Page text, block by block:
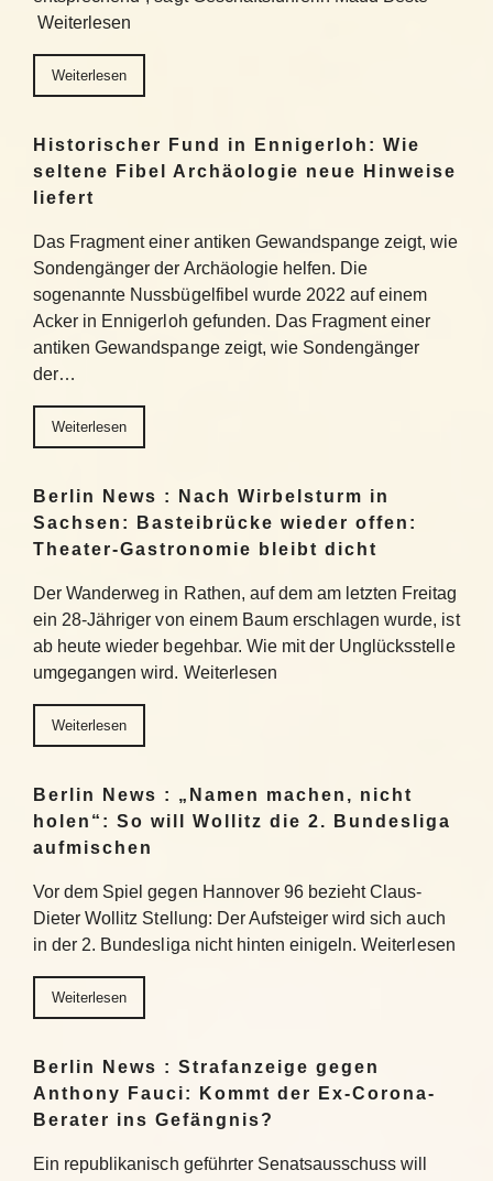
Weiterlesen
Weiterlesen
Historischer Fund in Ennigerloh: Wie
seltene Fibel Archäologie neue Hinweise
liefert
Das Fragment einer antiken Gewandspange zeigt, wie
Sondengänger der Archäologie helfen. Die
sogenannte Nussbügelfibel wurde 2022 auf einem
Acker in Ennigerloh gefunden. Das Fragment einer
antiken Gewandspange zeigt, wie Sondengänger
der…
Weiterlesen
Berlin News : Nach Wirbelsturm in
Sachsen: Basteibrücke wieder offen:
Theater-Gastronomie bleibt dicht
Der Wanderweg in Rathen, auf dem am letzten Freitag
ein 28-Jähriger von einem Baum erschlagen wurde, ist
ab heute wieder begehbar. Wie mit der Unglücksstelle
umgegangen wird. Weiterlesen
Weiterlesen
Berlin News : „Namen machen, nicht
holen“: So will Wollitz die 2. Bundesliga
aufmischen
Vor dem Spiel gegen Hannover 96 bezieht Claus-
Dieter Wollitz Stellung: Der Aufsteiger wird sich auch
in der 2. Bundesliga nicht hinten einigeln. Weiterlesen
Weiterlesen
Berlin News : Strafanzeige gegen
Anthony Fauci: Kommt der Ex-Corona-
Berater ins Gefängnis?
Ein republikanisch geführter Senatsausschuss will